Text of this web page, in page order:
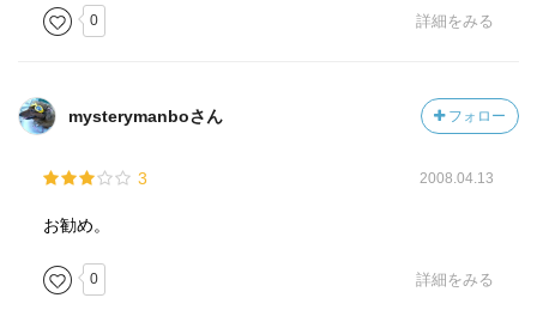
0 詳細をみる
mysterymanboさん フォロー
3 2008.04.13
お勧め。
0 詳細をみる